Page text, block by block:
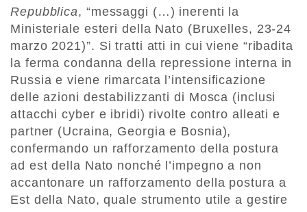
Repubblica, “messaggi (…) inerenti la
Ministeriale esteri della Nato (Bruxelles, 23-24
marzo 2021)”. Si tratti atti in cui viene “ribadita
la ferma condanna della repressione interna in
Russia e viene rimarcata l’intensificazione
delle azioni destabilizzanti di Mosca (inclusi
attacchi cyber e ibridi) rivolte contro alleati e
partner (Ucraina, Georgia e Bosnia),
confermando un rafforzamento della postura
ad est della Nato nonché l’impegno a non
accantonare un rafforzamento della postura a
Est della Nato, quale strumento utile a gestire